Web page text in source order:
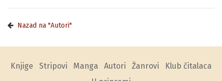
Nazad na "Autori"
Knjige Stripovi Manga Autori Žanrovi
Klub čitalaca